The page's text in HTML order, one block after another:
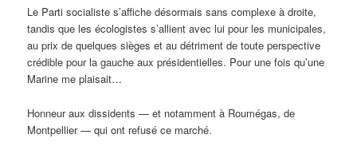
Le Parti socialiste s’affiche désormais sans complexe à droite,
tandis que les écologistes s’allient avec lui pour les municipales,
au prix de quelques sièges et au détriment de toute perspective
crédible pour la gauche aux présidentielles. Pour une fois qu’une
Marine me plaisait…
Honneur aux dissidents — et notamment à Roumégas, de
Montpellier — qui ont refusé ce marché.